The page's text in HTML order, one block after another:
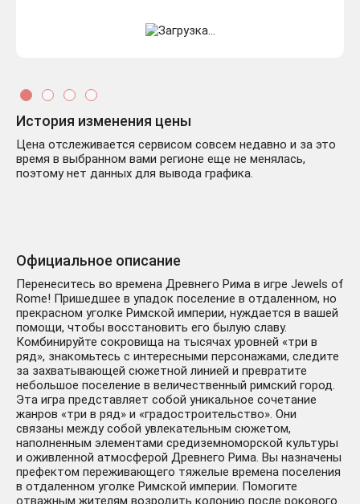
История изменения цены
Цена отслеживается сервисом совсем недавно и за это
время в выбранном вами регионе еще не менялась,
поэтому нет данных для вывода графика.
Официальное описание
Перенеситесь во времена Древнего Рима в игре Jewels of
Rome! Пришедшее в упадок поселение в отдаленном, но
прекрасном уголке Римской империи, нуждается в вашей
помощи, чтобы восстановить его былую славу.
Комбинируйте сокровища на тысячах уровней «три в
ряд», знакомьтесь с интересными персонажами, следите
за захватывающей сюжетной линией и превратите
небольшое поселение в величественный римский город.
Эта игра представляет собой уникальное сочетание
жанров «три в ряд» и «градостроительство». Они
связаны между собой увлекательным сюжетом,
наполненным элементами средиземноморской культуры
и оживленной атмосферой Древнего Рима. Вы назначены
префектом переживающего тяжелые времена поселения
в отдаленном уголке Римской империи. Помогите
отважным жителям возродить колонию после рокового